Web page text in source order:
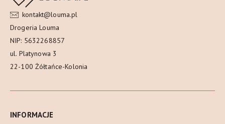
kontakt@louma.pl
Drogeria Louma
NIP: 5632268857
ul. Platynowa 3
22-100 Żółtańce-Kolonia
INFORMACJE